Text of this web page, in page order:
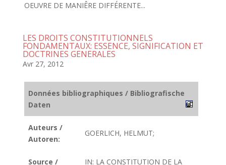
OEUVRE DE MANIÊRE DIFFÉRENTE...
LES DROITS CONSTITUTIONNELS
FONDAMENTAUX: ESSENCE, SIGNIFICATION ET
DOCTRINES GENERALES
Avr 27, 2012
Données bibliographiques / Bibliografische
Daten
Auteurs /
Autoren:
GOERLICH, HELMUT;
Source /
IN: LA CONSTITUTION DE LA